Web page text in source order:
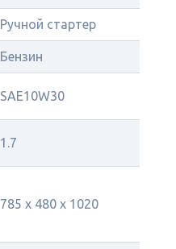
Ручной стартер
Бензин
SAE10W30
1.7
785 х 480 х 1020